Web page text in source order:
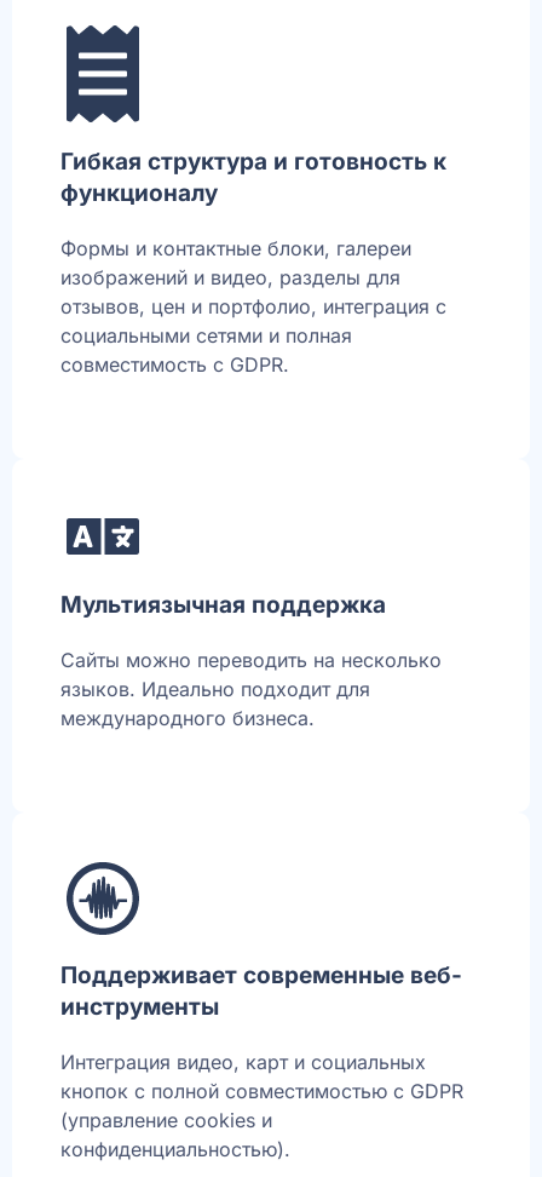
Гибкая структура и готовность к
функционалу
Формы и контактные блоки, галереи
изображений и видео, разделы для
отзывов, цен и портфолио, интеграция с
социальными сетями и полная
совместимость с GDPR.
Мультиязычная поддержка
Сайты можно переводить на несколько
языков. Идеально подходит для
международного бизнеса.
Поддерживает современные веб-
инструменты
Интеграция видео, карт и социальных
кнопок с полной совместимостью с GDPR
(управление cookies и
конфиденциальностью).